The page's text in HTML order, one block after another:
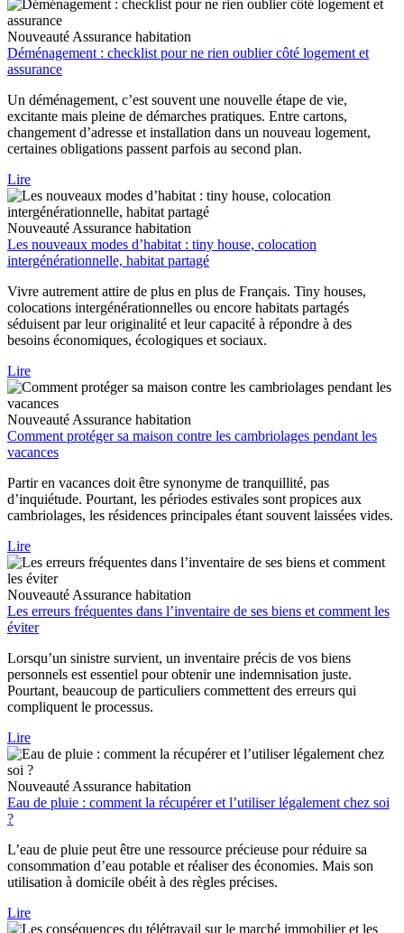
Nouveauté Assurance habitation
Déménagement : checklist pour ne rien oublier côté logement et
assurance
Un déménagement, c’est souvent une nouvelle étape de vie,
excitante mais pleine de démarches pratiques. Entre cartons,
changement d’adresse et installation dans un nouveau logement,
certaines obligations passent parfois au second plan.
Lire
Nouveauté Assurance habitation
Les nouveaux modes d’habitat : tiny house, colocation
intergénérationnelle, habitat partagé
Vivre autrement attire de plus en plus de Français. Tiny houses,
colocations intergénérationnelles ou encore habitats partagés
séduisent par leur originalité et leur capacité à répondre à des
besoins économiques, écologiques et sociaux.
Lire
Nouveauté Assurance habitation
Comment protéger sa maison contre les cambriolages pendant les
vacances
Partir en vacances doit être synonyme de tranquillité, pas
d’inquiétude. Pourtant, les périodes estivales sont propices aux
cambriolages, les résidences principales étant souvent laissées vides.
Lire
Nouveauté Assurance habitation
Les erreurs fréquentes dans l’inventaire de ses biens et comment les
éviter
Lorsqu’un sinistre survient, un inventaire précis de vos biens
personnels est essentiel pour obtenir une indemnisation juste.
Pourtant, beaucoup de particuliers commettent des erreurs qui
compliquent le processus.
Lire
Nouveauté Assurance habitation
Eau de pluie : comment la récupérer et l’utiliser légalement chez soi
?
L’eau de pluie peut être une ressource précieuse pour réduire sa
consommation d’eau potable et réaliser des économies. Mais son
utilisation à domicile obéit à des règles précises.
Lire